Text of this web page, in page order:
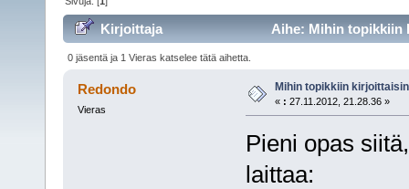
Kirjoittaja Aihe: Mihin topikkiin
0 jäsentä ja 1 Vieras katselee tätä aihetta.
Redondo
Vieras
Mihin topikkiin
« : 27.11.2012, 21.28.36 »
Pieni opas
laittaa: